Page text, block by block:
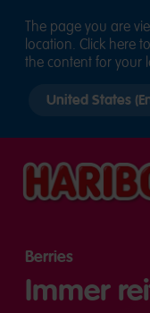
Berries
Immer
The page you are
location. Click here
the content for your
country